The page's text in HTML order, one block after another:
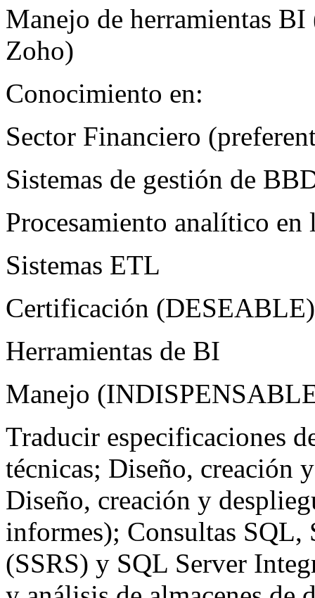
Manejo de herramientas
Zoho)
Conocimiento en:
Sector Financiero
Sistemas de gestión de
Procesamiento analítico
Sistemas ETL
Certificación (DESEABLE
Herramientas de BI
Manejo (
Traducir especificaciones
técnicas; Diseño, creación
Diseño, creación y
informes); Consultas SQL,
(SSRS) y SQL Server